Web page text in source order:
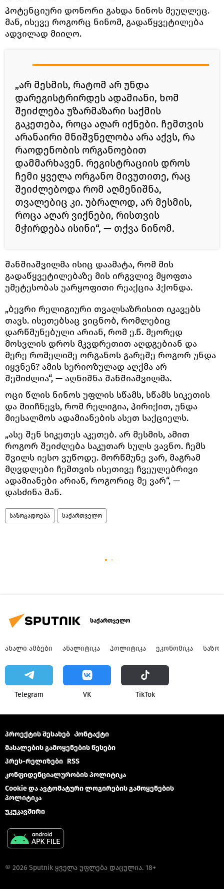
პოტენციური დონორი გახდა ნინოს მეუღლეც.
მან, ისევე როგორც ნინომ, გადაწყვეტილება
ადვილად მიიღო.
„არ მესმის, რატომ არ უნდა
დარეგისტრირდეს ადამიანი, ხომ
შეიძლება უზარმაზარი საქმის
გაკეთება, როცა აღარ იქნები. ჩემთვის
არანაირი მნიშვნელობა არა აქვს, რა
რაოდენობის ორგანოებით
დამმარხავენ. რეგისტრაციის დროს
ჩემი ყველა ორგანო მივუთითე, რაც
შეიძლებოდა რომ აღმენიშნა,
თვალებიც კი. უბრალოდ, არ მესმის,
როცა აღარ ვიქნები, რისთვის
მჭირდება ისინი“, — თქვა ნინომ.
შანშიაშვილმა ისიც დაამატა, რომ მის
გადაწყვეტილებაზე მის ირგვლივ მყოფთა
უმეტესობას უარყოფითი რეაქცია ჰქონდა.
„ბევრი რელიგიური თვალსაზრისით იკავებს
თავს. ისეთებსაც ვიცნობ, რომლებიც
დარწმუნებული არიან, რომ ე.წ. მეორედ
მოსვლის დროს მკვდრეთით აღდგებიან და
მერე რომელიმე ორგანოს გარეშე როგორ უნდა
იყვნენ? ამის სერიოზულად აღქმა არ
შემიძლია“, — აღნიშნა შანშიაშვილმა.
ოცი წლის ნინოს უფლის სწამს, სწამს სიკეთის
და მიიჩნევს, რომ რელიგია, პირიქით, უნდა
მიესალმოს ადამიანების ასეთ საქციელს.
„ასე შენ სიკეთეს აკეთებ. არ მესმის, ამით
როგორ შეიძლება საკუთარ სულს ვავნო. ჩემს
შვილს იესო ვუწოდე. მორწმუნე ვარ, მაგრამ
მღვდლები ჩემთვის ისეთივე ჩვეულებრივი
ადამიანები არიან, როგორიც მე ვარ“, —
დასძინა მან.
საზოგადოება საქართველო
საქართველო
ᲐᲮᲐᲚᲘ ᲐᲛᲑᲔᲑᲘ ᲐᲜᲐᲚᲘᲢᲘᲙᲐ ᲞᲝᲚᲘᲢᲘᲙᲐ ᲔᲙᲝᲜᲝᲛᲘᲙᲐ
Telegram VK ТikТоk
პროექტის შესახებ Კონტაქტი
მასალების გამოყენების წესები
პრეს-რელიზები RSS
კონფიდენციალურობის პოლიტიკა
Cookie და ავტომატური ლოგირების გამოყენების
პოლიტიკა
უკუკავშირი
© 2026 Sputnik ყველა უფლება დაცულია. 18+